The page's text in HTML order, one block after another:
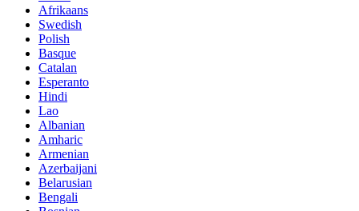
Afrikaans
Swedish
Polish
Basque
Catalan
Esperanto
Hindi
Lao
Albanian
Amharic
Armenian
Azerbaijani
Belarusian
Bengali